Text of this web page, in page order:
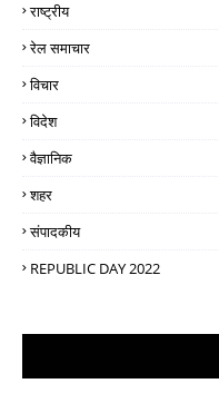
राष्ट्रीय
रेल समाचार
विचार
विदेश
वैज्ञानिक
शहर
संपादकीय
REPUBLIC DAY 2022